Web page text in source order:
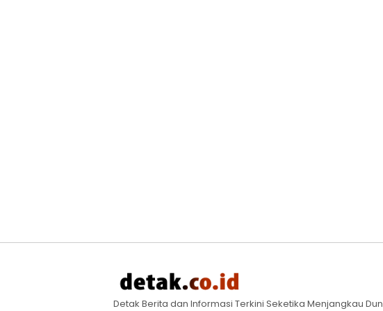
Detak Berita dan Informasi Terkini Seketika Menjangkau